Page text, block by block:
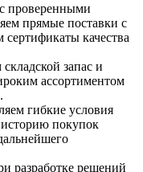
проверенными
прямые поставки с
сертификаты качества
запас и
ассортиментом
гибкие условия
покупок
разработке решений